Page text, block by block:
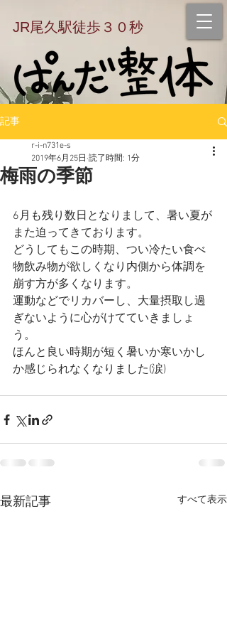
JR尾久駅徒歩３０秒
記事
梅雨の季節
r-i-n731e-s
2019年6月25日 読了時間: 1分
6月も残り数日となりまして、暑い夏が
また迫ってきております。
どうしてもこの時期、つい冷たい食べ
物飲み物が欲しくなり内側から体調を
崩す方が多くなります。
運動などでリカバーし、大量摂取し過
ぎないように心がけてていきましょ
う。
ほんと良い時期が短く暑いか寒いかし
か感じられなくなりました(涙)
最新記事 すべて表示